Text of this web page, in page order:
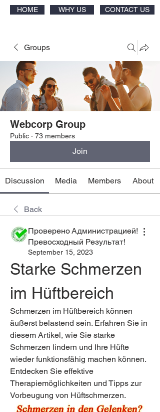
HOME WHY US CONTACT US
Groups
Webcorp Group
Public · 73 members
Join
Discussion Media Members About
Back
Проверено Администрацией!
Превосходный Результат!
September 15, 2023
Starke Schmerzen
im Hüftbereich
Schmerzen im Hüftbereich können
äußerst belastend sein. Erfahren Sie in
diesem Artikel, wie Sie starke
Schmerzen lindern und Ihre Hüfte
wieder funktionsfähig machen können.
Entdecken Sie effektive
Therapiemöglichkeiten und Tipps zur
Vorbeugung von Hüftschmerzen.